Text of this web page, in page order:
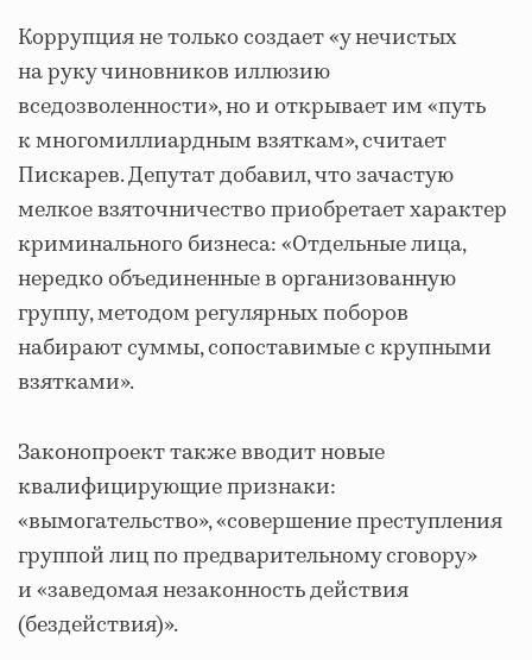
Коррупция не только создает «у нечистых
на руку чиновников иллюзию
вседозволенности», но и открывает им «путь
к многомиллиардным взяткам», считает
Пискарев. Депутат добавил, что зачастую
мелкое взяточничество приобретает характер
криминального бизнеса: «Отдельные лица,
нередко объединенные в организованную
группу, методом регулярных поборов
набирают суммы, сопоставимые с крупными
взятками».
Законопроект также вводит новые
квалифицирующие признаки:
«вымогательство», «совершение преступления
группой лиц по предварительному сговору»
и «заведомая незаконность действия
(бездействия)».